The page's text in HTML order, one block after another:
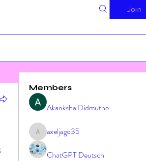
Join
Members
Akanksha Didmuthe
axeljago35
axeljago35
ChatGPT Deutsch